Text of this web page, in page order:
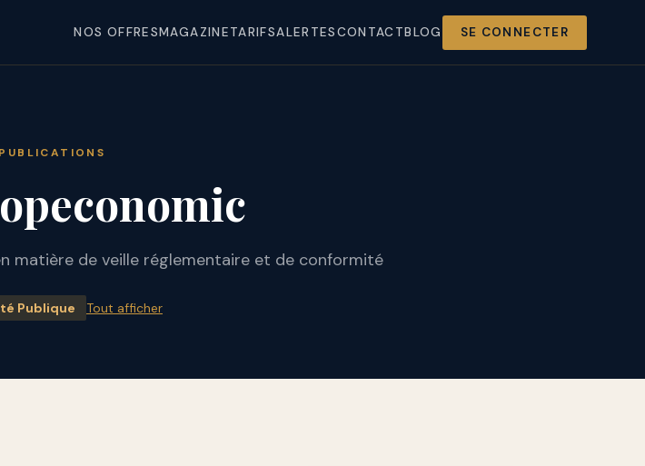
NOS OFFRESMAGAZINETARIFSALERTESCONTACTBLOG SE CONNECTER
matière de veille réglementaire et de conformité
Publique Tout afficher